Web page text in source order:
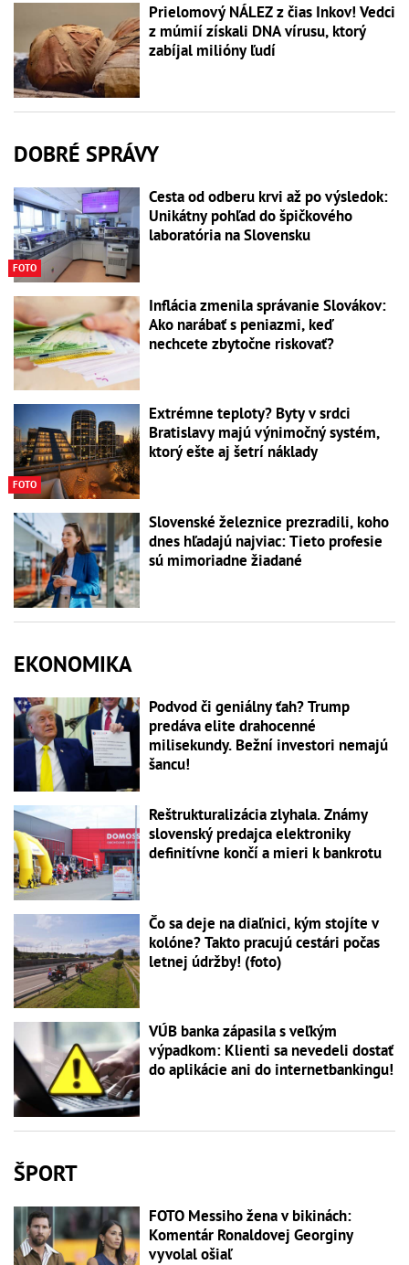
Prielomový NÁLEZ z čias Inkov! Vedci
z múmií získali DNA vírusu, ktorý
zabíjal milióny ľudí
DOBRÉ SPRÁVY
FOTO
Cesta od odberu krvi až po výsledok:
Unikátny pohľad do špičkového
laboratória na Slovensku
Inflácia zmenila správanie Slovákov:
Ako narábať s peniazmi, keď
nechcete zbytočne riskovať?
FOTO
Extrémne teploty? Byty v srdci
Bratislavy majú výnimočný systém,
ktorý ešte aj šetrí náklady
Slovenské železnice prezradili, koho
dnes hľadajú najviac: Tieto profesie
sú mimoriadne žiadané
EKONOMIKA
Podvod či geniálny ťah? Trump
predáva elite drahocenné
milisekundy. Bežní investori nemajú
šancu!
Reštrukturalizácia zlyhala. Známy
slovenský predajca elektroniky
definitívne končí a mieri k bankrotu
Čo sa deje na diaľnici, kým stojíte v
kolóne? Takto pracujú cestári počas
letnej údržby! (foto)
VÚB banka zápasila s veľkým
výpadkom: Klienti sa nevedeli dostať
do aplikácie ani do internetbankingu!
ŠPORT
FOTO Messiho žena v bikinách:
Komentár Ronaldovej Georginy
vyvolal ošiaľ